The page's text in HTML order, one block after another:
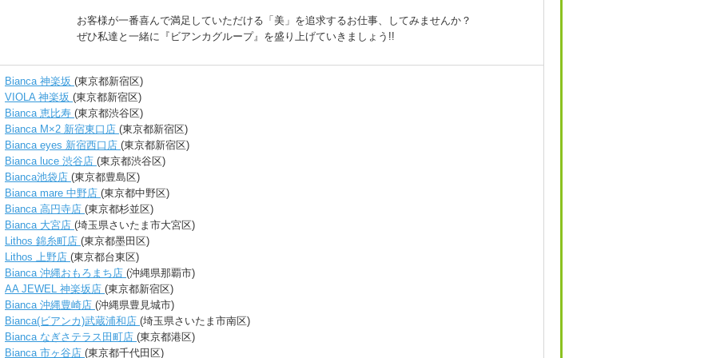
お客様が一番喜んで満足していただける「美」を追求するお仕事、してみませんか？
ぜひ私達と一緒に『ビアンカグループ』を盛り上げていきましょう!!
Bianca 神楽坂 (東京都新宿区)
VIOLA 神楽坂 (東京都新宿区)
Bianca 恵比寿 (東京都渋谷区)
Bianca M×2 新宿東口店 (東京都新宿区)
Bianca eyes 新宿西口店 (東京都新宿区)
Bianca luce 渋谷店 (東京都渋谷区)
Bianca池袋店 (東京都豊島区)
Bianca mare 中野店 (東京都中野区)
Bianca 高円寺店 (東京都杉並区)
Bianca 大宮店 (埼玉県さいたま市大宮区)
Lithos 錦糸町店 (東京都墨田区)
Lithos 上野店 (東京都台東区)
Bianca 沖縄おもろまち店 (沖縄県那覇市)
AA JEWEL 神楽坂店 (東京都新宿区)
Bianca 沖縄豊崎店 (沖縄県豊見城市)
Bianca(ビアンカ)武蔵浦和店 (埼玉県さいたま市南区)
Bianca なぎさテラス田町店 (東京都港区)
Bianca 市ヶ谷店 (東京都千代田区)